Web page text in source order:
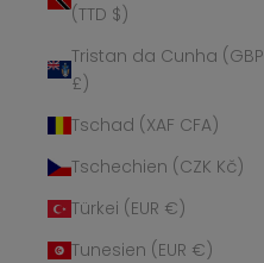
(TTD $)
Tristan da Cunha (GBP
£)
Tschad (XAF CFA)
Tschechien (CZK Kč)
Türkei (EUR €)
Tunesien (EUR €)